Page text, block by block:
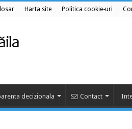
Harta site Politica cookie-uri
decizionala Contact